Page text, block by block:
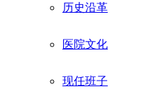
历史沿革
医院文化
现任班子